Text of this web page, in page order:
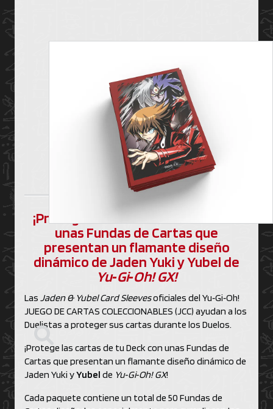
¡Protege las cartas de tu Deck con
unas Fundas de Cartas que
presentan un flamante diseño
dinámico de Jaden Yuki y Yubel de
Yu‑Gi‑Oh! GX!
Las Jaden & Yubel Card Sleevesoficiales del Yu‑Gi‑Oh!
JUEGO DE CARTAS COLECCIONABLES (JCC) ayudan a los
Duelistas a proteger sus cartas durante los Duelos.
¡Protege las cartas de tu Deck con unas Fundas de
Cartas que presentan un flamante diseño dinámico de
Jaden Yuki yYubel de Yu‑Gi‑Oh! GX!
Cada paquete contiene un total de 50 Fundas de